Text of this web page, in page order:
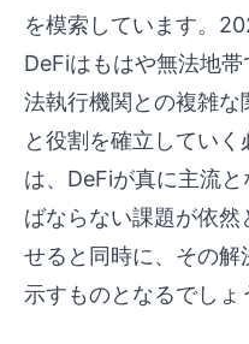
を模索しています。
DeFiはもはや無法地帯
法執行機関との複雑
と役割を確立してい
は、DeFiが真に主流
ばならない課題が依然
せると同時に、その解
示すものとなるでしょ